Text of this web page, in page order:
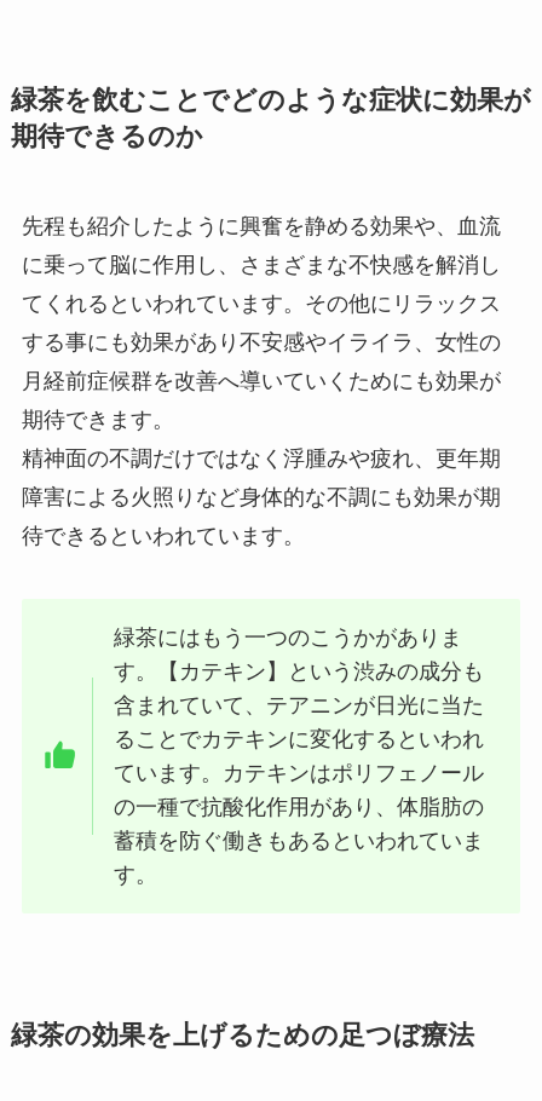
緑茶を飲むことでどのような症状に効果が
期待できるのか
先程も紹介したように興奮を静める効果や、血流
に乗って脳に作用し、さまざまな不快感を解消し
てくれるといわれています。その他にリラックス
する事にも効果があり不安感やイライラ、女性の
月経前症候群を改善へ導いていくためにも効果が
期待できます。
精神面の不調だけではなく浮腫みや疲れ、更年期
障害による火照りなど身体的な不調にも効果が期
待できるといわれています。
緑茶にはもう一つのこうかがありま
す。【カテキン】という渋みの成分も
含まれていて、テアニンが日光に当た
ることでカテキンに変化するといわれ
ています。カテキンはポリフェノール
の一種で抗酸化作用があり、体脂肪の
蓄積を防ぐ働きもあるといわれていま
す。
緑茶の効果を上げるための足つぼ療法